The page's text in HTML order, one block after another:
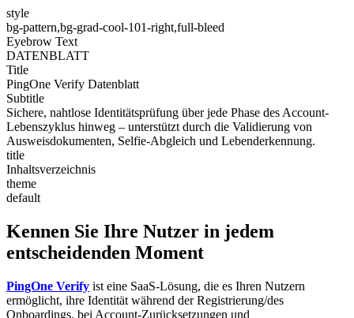
style
bg-pattern,bg-grad-cool-101-right,full-bleed
Eyebrow Text
DATENBLATT
Title
PingOne Verify Datenblatt
Subtitle
Sichere, nahtlose Identitätsprüfung über jede Phase des Account-
Lebenszyklus hinweg – unterstützt durch die Validierung von
Ausweisdokumenten, Selfie-Abgleich und Lebenderkennung.
title
Inhaltsverzeichnis
theme
default
Kennen Sie Ihre Nutzer in jedem
entscheidenden Moment
PingOne Verify ist eine SaaS-Lösung, die es Ihren Nutzern
ermöglicht, ihre Identität während der Registrierung/des
Onboardings, bei Account-Zurücksetzungen und